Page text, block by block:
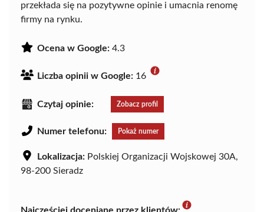
przekłada się na pozytywne opinie i umacnia renomę
firmy na rynku.
Ocena w Google: 4.3
Liczba opinii w Google: 16
Czytaj opinie: Zobacz profil
Numer telefonu: Pokaż numer
Lokalizacja: Polskiej Organizacji Wojskowej 30A,
98-200 Sieradz